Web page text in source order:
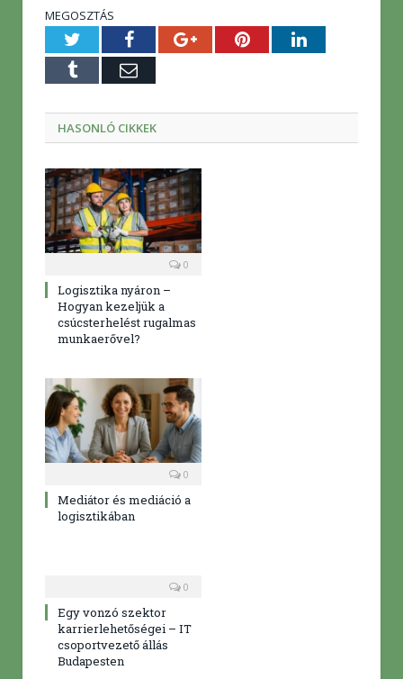
MEGOSZTÁS
TwitterFacebookGoogle+PinterestLinkedIn
Tumblr E-
HASONLÓ CIKKEK
0
Logisztika nyáron –
Hogyan kezeljük a
csúcsterhelést rugalmas
munkaerővel?
0
Mediátor és mediáció a
logisztikában
0
Egy vonzó szektor
karrierlehetőségei – IT
csoportvezető állás
Budapesten